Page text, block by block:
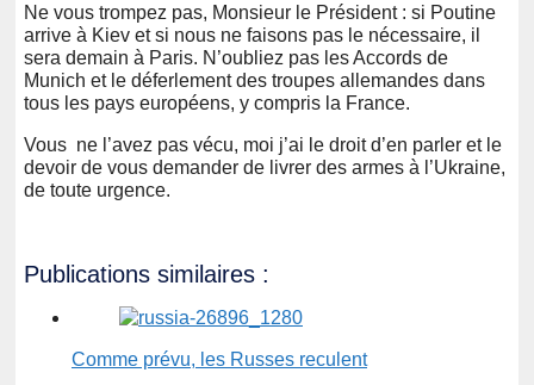
Ne vous trompez pas, Monsieur le Président : si Poutine
arrive à Kiev et si nous ne faisons pas le nécessaire, il
sera demain à Paris. N’oubliez pas les Accords de
Munich et le déferlement des troupes allemandes dans
tous les pays européens, y compris la France.
Vous ne l’avez pas vécu, moi j’ai le droit d’en parler et le
devoir de vous demander de livrer des armes à l’Ukraine,
de toute urgence.
Publications similaires :
Comme prévu, les Russes reculent